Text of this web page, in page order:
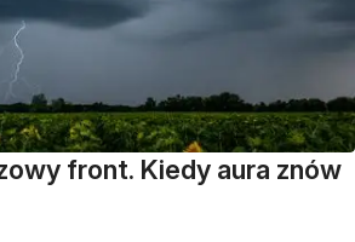
front. Kiedy aura znów